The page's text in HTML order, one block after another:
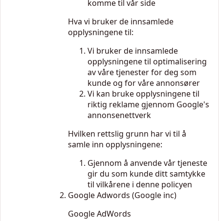
komme til vår side
Hva vi bruker de innsamlede
opplysningene til:
Vi bruker de innsamlede
opplysningene til optimalisering
av våre tjenester for deg som
kunde og for våre annonsører
Vi kan bruke opplysningene til
riktig reklame gjennom Google's
annonsenettverk
Hvilken rettslig grunn har vi til å
samle inn opplysningene:
Gjennom å anvende vår tjeneste
gir du som kunde ditt samtykke
til vilkårene i denne policyen
Google Adwords (Google inc)
Google AdWords